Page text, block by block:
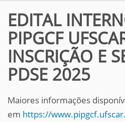
EDITAL
PIPGCF
INSCRIÇÃO E
PDSE 2025
Maiores informações
em https://